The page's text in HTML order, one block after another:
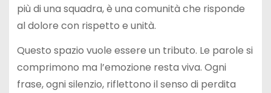
più di una squadra, è una comunità che risponde
al dolore con rispetto e unità.
Questo spazio vuole essere un tributo. Le parole si
comprimono ma l’emozione resta viva. Ogni
frase, ogni silenzio, riflettono il senso di perdita